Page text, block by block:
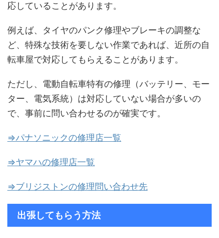
応していることがあります。
例えば、タイヤのパンク修理やブレーキの調整な
ど、特殊な技術を要しない作業であれば、近所の自
転車屋で対応してもらえることがあります。
ただし、電動自転車特有の修理（バッテリー、モー
ター、電気系統）は対応していない場合が多いの
で、事前に問い合わせるのが確実です。
⇒パナソニックの修理店一覧
⇒ヤマハの修理店一覧
⇒ブリジストンの修理問い合わせ先
出張してもらう方法